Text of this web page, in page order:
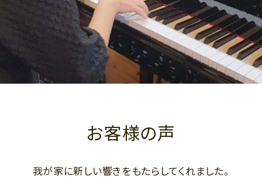
お客様の声
我が家に新しい響きをもたらしてくれました。